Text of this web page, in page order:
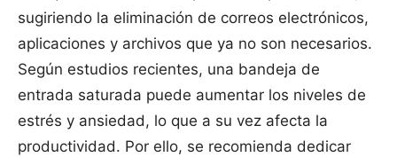
sugiriendo la eliminación de correos electrónicos,
aplicaciones y archivos que ya no son necesarios.
Según estudios recientes, una bandeja de
entrada saturada puede aumentar los niveles de
estrés y ansiedad, lo que a su vez afecta la
productividad. Por ello, se recomienda dedicar